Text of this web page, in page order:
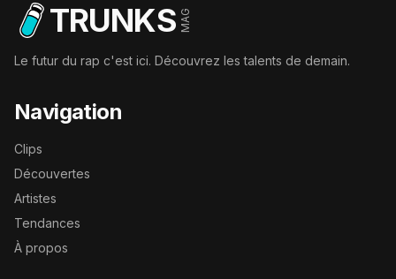
TRUNKS MAG
Le futur du rap c'est ici. Découvrez les talents de demain.
Navigation
Clips
Découvertes
Artistes
Tendances
À propos